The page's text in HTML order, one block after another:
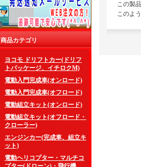
商品カテゴリ
ヨコモ ドリフトカー(ドリフ
トパッケージ、イチロクM)
電動入門完成車(オンロード)
電動入門完成車(オフロード)
電動組立キット(オンロード)
電動組立キット(オフロード・
クローラー)
エンジンカー(完成車、組立キ
ット)
電動ヘリコプター・マルチコ
この製
このよ